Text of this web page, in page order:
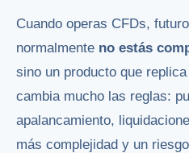
Cuando operas CFDs,
normalmente no estás
sino un producto que
cambia mucho las reglas:
apalancamiento,
más complejidad y un